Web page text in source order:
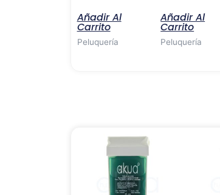
Añadir Al
Carrito
Peluquería
Añadir Al
Carrito
Peluquería